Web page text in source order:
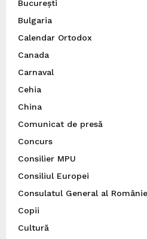
București
Bulgaria
Calendar Ortodox
Canada
Carnaval
Cehia
China
Comunicat de presă
Concurs
Consilier MPU
Consiliul Europei
Consulatul General al
Copii
Cultură